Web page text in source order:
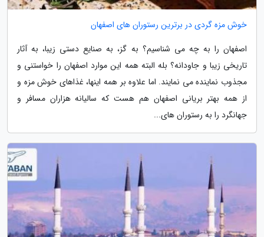
خوش مزه گردی در برترین رستوران های اصفهان
اصفهان را به چه می شناسیم؟ به گز، به صنایع دستی زیبا، به آثار
تاریخی زیبا و جاودانه؟ بله البته همه این موارد اصفهان را خواستنی و
مجذوب نماینده می نمایند. اما علاوه بر همه اینها، غذاهای خوش مزه و
از همه بهتر بریانی اصفهان هم هست که سالیانه هزاران مسافر و
جهانگرد را به رستوران های...